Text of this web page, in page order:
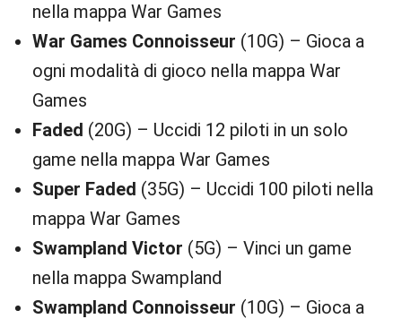
nella mappa War Games
War Games Connoisseur (10G) – Gioca a
ogni modalità di gioco nella mappa War
Games
Faded (20G) – Uccidi 12 piloti in un solo
game nella mappa War Games
Super Faded (35G) – Uccidi 100 piloti nella
mappa War Games
Swampland Victor (5G) – Vinci un game
nella mappa Swampland
Swampland Connoisseur (10G) – Gioca a